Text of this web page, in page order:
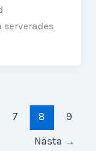
7 8
9
Nästa →